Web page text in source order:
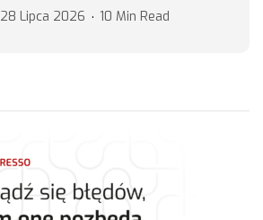
28 Lipca 2026 10 Min Read